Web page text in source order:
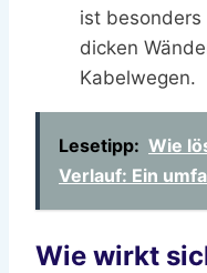
ist
dicken
Kabelwegen.
Lesetipp: Wie
Verlauf: Ein
Wie wirkt